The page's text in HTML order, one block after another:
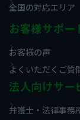
全国の対応エリア
お客様サポー
お客様の声
よくいただくご質
法人向けサー
弁護士・法律事務